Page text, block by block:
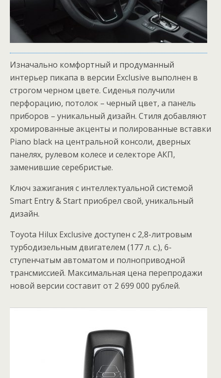
Изначально комфортный и продуманный
интерьер пикапа в версии Exclusive выполнен в
строгом черном цвете. Сиденья получили
перфорацию, потолок – черный цвет, а панель
приборов – уникальный дизайн. Стиля добавляют
хромированные акценты и полированные вставки
Piano black на центральной консоли, дверных
панелях, рулевом колесе и селекторе АКП,
заменившие серебристые.
Ключ зажигания с интеллектуальной системой
Smart Entry & Start приобрел свой, уникальный
дизайн.
Toyota Hilux Exсlusive доступен с 2,8-литровым
турбодизельным двигателем (177 л. с.), 6-
ступенчатым автоматом и полноприводной
трансмиссией. Максимальная цена перепродажи
новой версии составит от 2 699 000 рублей.